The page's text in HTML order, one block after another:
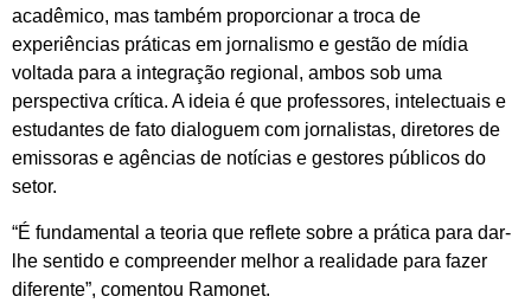
acadêmico, mas também proporcionar a troca de
experiências práticas em jornalismo e gestão de mídia
voltada para a integração regional, ambos sob uma
perspectiva crítica. A ideia é que professores, intelectuais e
estudantes de fato dialoguem com jornalistas, diretores de
emissoras e agências de notícias e gestores públicos do
setor.
“É fundamental a teoria que reflete sobre a prática para dar-
lhe sentido e compreender melhor a realidade para fazer
diferente”, comentou Ramonet.